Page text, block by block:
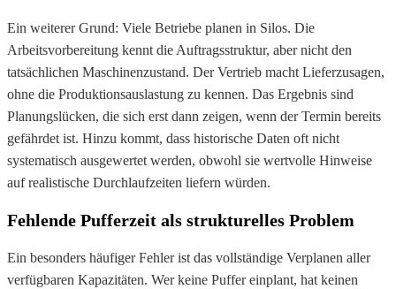
Ein weiterer Grund: Viele Betriebe planen in Silos. Die
Arbeitsvorbereitung kennt die Auftragsstruktur, aber nicht den
tatsächlichen Maschinenzustand. Der Vertrieb macht Lieferzusagen,
ohne die Produktionsauslastung zu kennen. Das Ergebnis sind
Planungslücken, die sich erst dann zeigen, wenn der Termin bereits
gefährdet ist. Hinzu kommt, dass historische Daten oft nicht
systematisch ausgewertet werden, obwohl sie wertvolle Hinweise
auf realistische Durchlaufzeiten liefern würden.
Fehlende Pufferzeit als strukturelles Problem
Ein besonders häufiger Fehler ist das vollständige Verplanen aller
verfügbaren Kapazitäten. Wer keine Puffer einplant, hat keinen